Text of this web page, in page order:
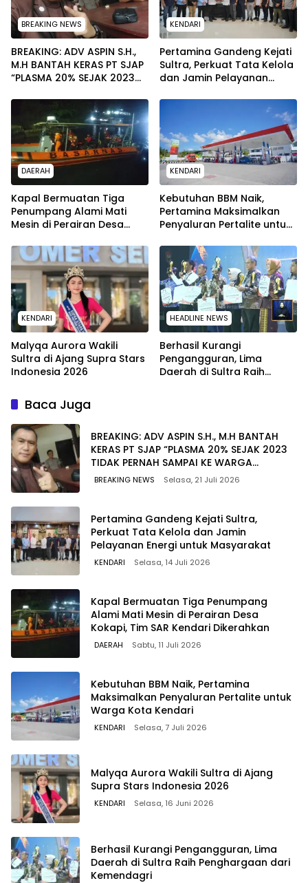
BREAKING NEWS
BREAKING: ADV ASPIN S.H.,
M.H BANTAH KERAS PT SJAP
“PLASMA 20% SEJAK 2023
WARGA WAWOONE!
KENDARI
Pertamina Gandeng Kejati
Sultra, Perkuat Tata Kelola
dan Jamin Pelayanan
DAERAH
Kapal Bermuatan Tiga
Penumpang Alami Mati
Mesin di Perairan Desa
Dikerahkan
KENDARI
Kebutuhan BBM Naik,
Pertamina Maksimalkan
Penyaluran Pertalite untuk
KENDARI
Malyqa Aurora Wakili
Sultra di Ajang Supra Stars
Indonesia 2026
HEADLINE NEWS
Berhasil Kurangi
Pengangguran, Lima
Daerah di Sultra Raih
Baca Juga
BREAKING: ADV ASPIN S.H., M.H BANTAH
KERAS PT SJAP “PLASMA 20% SEJAK 2023
TIDAK PERNAH SAMPAI KE WARGA
WAWOONE!
BREAKING NEWS Selasa, 21 Juli 2026
Pertamina Gandeng Kejati Sultra,
Perkuat Tata Kelola dan Jamin
Pelayanan Energi untuk Masyarakat
KENDARI Selasa, 14 Juli 2026
Kapal Bermuatan Tiga Penumpang
Alami Mati Mesin di Perairan Desa
Kokapi, Tim SAR Kendari Dikerahkan
DAERAH Sabtu, 11 Juli 2026
Kebutuhan BBM Naik, Pertamina
Maksimalkan Penyaluran Pertalite untuk
Warga Kota Kendari
KENDARI Selasa, 7 Juli 2026
Malyqa Aurora Wakili Sultra di Ajang
Supra Stars Indonesia 2026
KENDARI Selasa, 16 Juni 2026
Berhasil Kurangi Pengangguran, Lima
Daerah di Sultra Raih Penghargaan dari
Kemendagri